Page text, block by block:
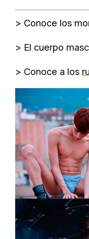
> Conoce los
> El cuerpo
> Conoce a los